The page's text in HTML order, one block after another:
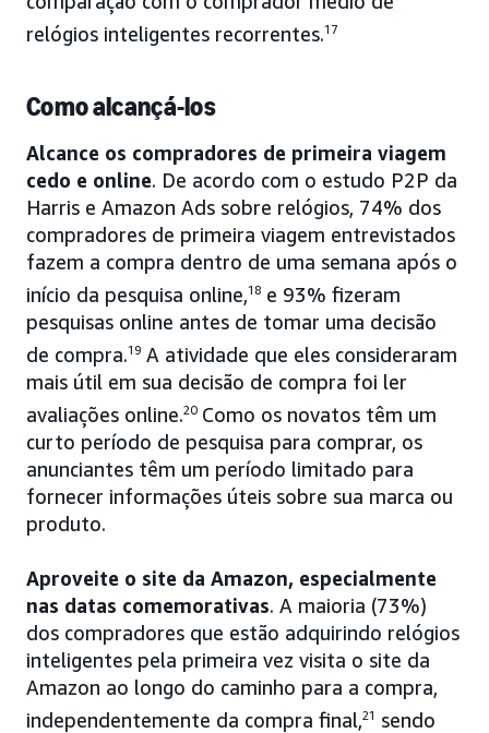
relógios inteligentes recorrentes.17
Como alcançá-los
Alcance os compradores de primeira viagem
cedo e online. De acordo com o estudo P2P da
Harris e Amazon Ads sobre relógios, 74% dos
compradores de primeira viagem entrevistados
fazem a compra dentro de uma semana após o
início da pesquisa online,18 e 93% fizeram
pesquisas online antes de tomar uma decisão
de compra.19 A atividade que eles consideraram
mais útil em sua decisão de compra foi ler
avaliações online.20Como os novatos têm um
curto período de pesquisa para comprar, os
anunciantes têm um período limitado para
fornecer informações úteis sobre sua marca ou
produto.
Aproveite o site da Amazon, especialmente
nas datas comemorativas. A maioria (73%)
dos compradores que estão adquirindo relógios
inteligentes pela primeira vez visita o site da
Amazon ao longo do caminho para a compra,
independentemente da compra final,21
sendo